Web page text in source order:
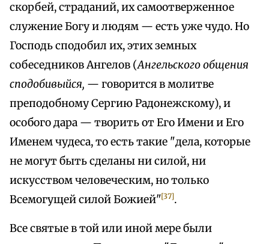
скорбей, страданий, их самоотверженное
служение Богу и людям — есть уже чудо. Но
Господь сподобил их, этих земных
собеседников Ангелов (Ангельского общения
сподобивыйся, — говорится в молитве
преподобному Сергию Радонежскому), и
особого дара — творить от Его Имени и Его
Именем чудеса, то есть такие "дела, которые
не могут быть сделаны ни силой, ни
искусством человеческим, но только
Всемогущей силой Божией"[37].
Все святые в той или иной мере были